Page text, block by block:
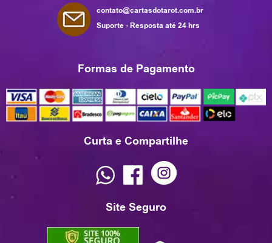
contato@cartasdotarot.com.br
Suporte - Resposta até 24 hrs
Formas de Pagamento
Curta e Compartilhe
Site Seguro